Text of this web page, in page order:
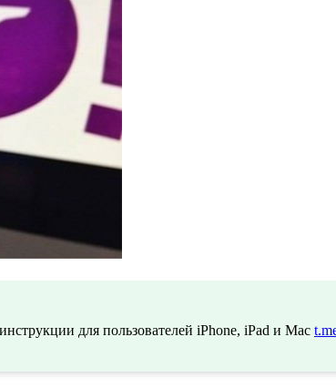
для пользователей iPhone, iPad и Mac